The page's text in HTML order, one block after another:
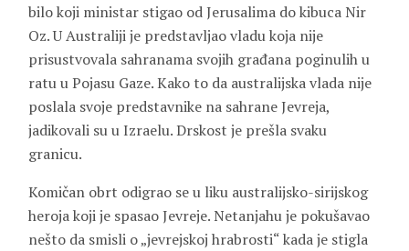
bilo koji ministar stigao od Jerusalima do kibuca Nir
Oz. U Australiji je predstavljao vladu koja nije
prisustvovala sahranama svojih građana poginulih u
ratu u Pojasu Gaze. Kako to da australijska vlada nije
poslala svoje predstavnike na sahrane Jevreja,
jadikovali su u Izraelu. Drskost je prešla svaku
granicu.
Komičan obrt odigrao se u liku australijsko-sirijskog
heroja koji je spasao Jevreje. Netanjahu je pokušavao
nešto da smisli o „jevrejskoj hrabrosti“ kada je stigla